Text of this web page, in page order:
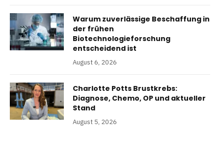
Warum zuverlässige Beschaffung in
der frühen
Biotechnologieforschung
entscheidend ist
August 6, 2026
Charlotte Potts Brustkrebs:
Diagnose, Chemo, OP und aktueller
Stand
August 5, 2026